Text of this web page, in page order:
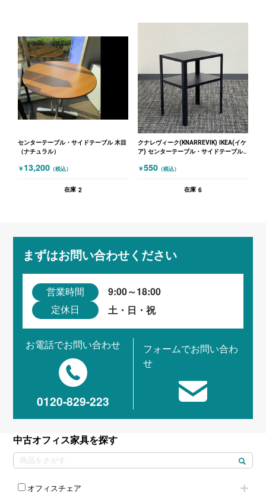
センターテーブル・サイドテーブル 木目
（ナチュラル）
￥ 13,200 （税込）
在庫 2
クナレヴィーク(KNARREVIK) IKEA(イケ
ア) センターテーブル・サイドテーブル
￥550 （税込）
在庫 6
まずはお問い合わせください
営業時間 9:00～18:00
定休日 土・日・祝
お電話でお問い合わせ
0120-829-223
フォームでお問い合わ
せ
中古オフィス家具を探す
オフィスチェア